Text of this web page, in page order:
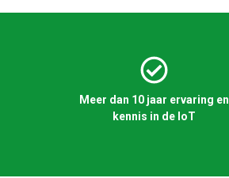
Meer dan 10 jaar ervaring en
kennis in de IoT